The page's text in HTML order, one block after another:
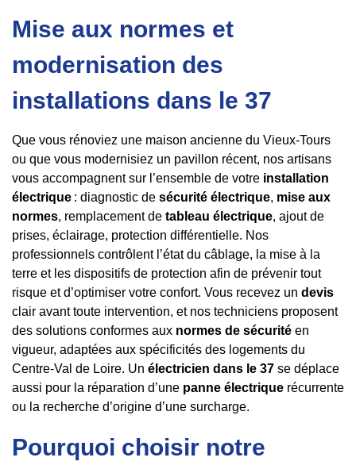
Mise aux normes et
modernisation des
installations dans le 37
Que vous rénoviez une maison ancienne du Vieux-Tours
ou que vous modernisiez un pavillon récent, nos artisans
vous accompagnent sur l’ensemble de votre installation
électrique : diagnostic de sécurité électrique, mise aux
normes, remplacement de tableau électrique, ajout de
prises, éclairage, protection différentielle. Nos
professionnels contrôlent l’état du câblage, la mise à la
terre et les dispositifs de protection afin de prévenir tout
risque et d’optimiser votre confort. Vous recevez un devis
clair avant toute intervention, et nos techniciens proposent
des solutions conformes aux normes de sécurité en
vigueur, adaptées aux spécificités des logements du
Centre-Val de Loire. Un électricien dans le 37 se déplace
aussi pour la réparation d’une panne électrique récurrente
ou la recherche d’origine d’une surcharge.
Pourquoi choisir notre